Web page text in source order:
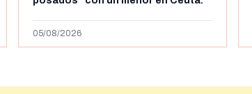
VRT
05/08/2026